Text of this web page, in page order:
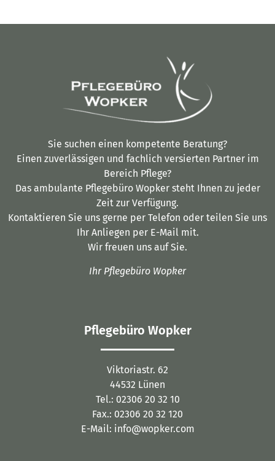
Sie suchen einen kompetente Beratung?
Einen zuverlässigen und fachlich versierten Partner im
Bereich Pflege?
Das ambulante Pflegebüro Wopker steht Ihnen zu jeder
Zeit zur Verfügung.
Kontaktieren Sie uns gerne per Telefon oder teilen Sie uns
Ihr Anliegen per E-Mail mit.
Wir freuen uns auf Sie.
Ihr Pflegebüro Wopker
Pflegebüro Wopker
Viktoriastr. 62
44532 Lünen
Tel.: 02306 20 32 10
Fax.: 02306 20 32 120
E-Mail: info@wopker.com